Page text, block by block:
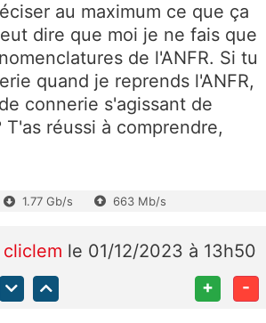
au maximum ce que ça
dire que moi je ne fais que
de l'ANFR. Si tu
quand je reprends l'ANFR,
connerie s'agissant de
T'as réussi à comprendre,
1.77 Gb/s 663 Mb/s
cliclem le 01/12/2023 à 13h50
+ -